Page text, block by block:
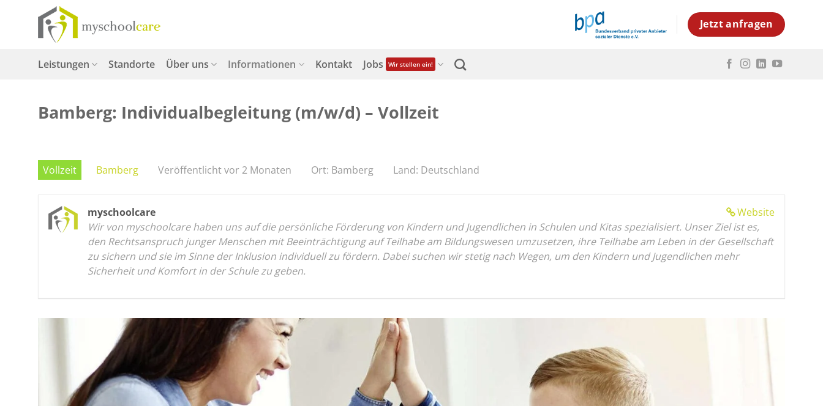
springen
Jetzt anfragen
Leistungen Standorte Über uns Informationen Kontakt Jobs Wir stellen ein!
Bamberg: Individualbegleitung (m/w/d) – Vollzeit
Vollzeit Bamberg Veröffentlicht vor 2 Monaten Ort: Bamberg Land: Deutschland
Website
myschoolcare
Wir von myschoolcare haben uns auf die persönliche Förderung von Kindern und Jugendlichen in Schulen und Kitas spezialisiert. Unser Ziel ist es,
den Rechtsanspruch junger Menschen mit Beeinträchtigung auf Teilhabe am Bildungswesen umzusetzen, ihre Teilhabe am Leben in der Gesellschaft
zu sichern und sie im Sinne der Inklusion individuell zu fördern. Dabei suchen wir stetig nach Wegen, um den Kindern und Jugendlichen mehr
Sicherheit und Komfort in der Schule zu geben.